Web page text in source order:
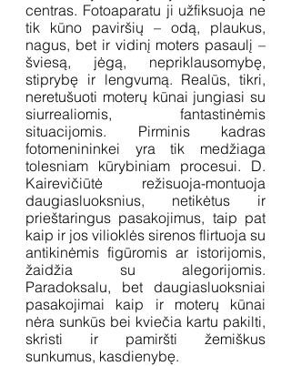
centras. Fotoaparatu ji užfiksuoja ne
tik kūno paviršių – odą, plaukus,
nagus, bet ir vidinį moters pasaulį –
šviesą, jėgą, nepriklausomybę,
stiprybę ir lengvumą. Realūs, tikri,
neretušuoti moterų kūnai jungiasi su
siurrealiomis, fantastinėmis
situacijomis. Pirminis kadras
fotomenininkei yra tik medžiaga
tolesniam kūrybiniam procesui. D.
Kairevičiūtė režisuoja-montuoja
daugiasluoksnius, netikėtus ir
prieštaringus pasakojimus, taip pat
kaip ir jos vilioklės sirenos flirtuoja su
antikinėmis figūromis ar istorijomis,
žaidžia su alegorijomis.
Paradoksalu, bet daugiasluoksniai
pasakojimai kaip ir moterų kūnai
nėra sunkūs bei kviečia kartu pakilti,
skristi ir pamiršti žemiškus
sunkumus, kasdienybę.